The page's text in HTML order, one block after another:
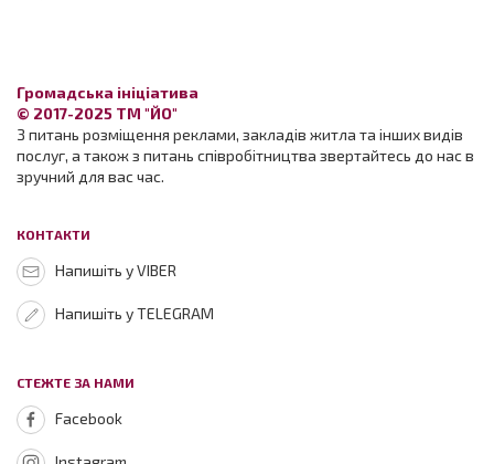
Громадська ініціатива
© 2017-2025 ТМ "ЙО"
З питань розміщення реклами, закладів житла та інших видів
послуг, а також з питань співробітництва звертайтесь до нас в
зручний для вас час.
КОНТАКТИ
Напишіть у VIBER
Напишіть у TELEGRAM
СТЕЖТЕ ЗА НАМИ
Facebook